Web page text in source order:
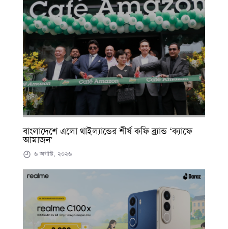
বাংলাদেশে এলো থাইল্যান্ডের শীর্ষ কফি ব্র্যান্ড ‘ক্যাফে
আমাজন'
৬ অগাস্ট, ২০২৬